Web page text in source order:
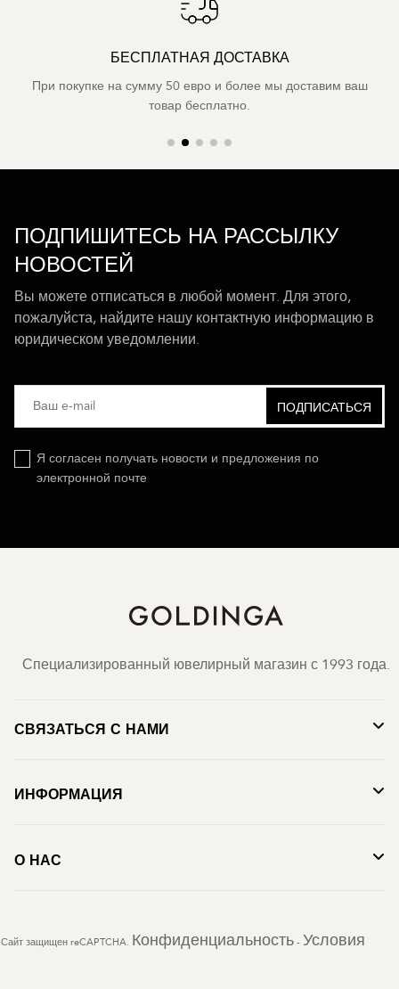
БЕСПЛАТНАЯ ДОСТАВКА
При покупке на сумму 50 евро и более мы доставим ваш
товар бесплатно.
ПОДПИШИТЕСЬ НА РАССЫЛКУ
НОВОСТЕЙ
Вы можете отписаться в любой момент. Для этого,
пожалуйста, найдите нашу контактную информацию в
юридическом уведомлении.
Я согласен получать новости и предложения по
электронной почте
Специализированный ювелирный магазин с 1993 года.
СВЯЗАТЬСЯ С НАМИ
ИНФОРМАЦИЯ
О НАС
Сайт защищен reCAPTCHA. Конфиденциальность - Условия